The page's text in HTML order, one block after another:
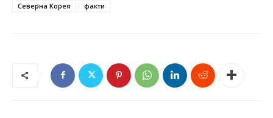
Северна Корея
факти